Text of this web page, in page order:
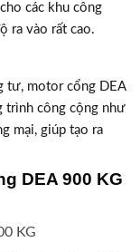
các khu công
ra vào rất cao.
tư, motor cổng DEA
trình công cộng như
mại, giúp tạo ra
DEA 900 KG